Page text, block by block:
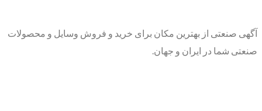
آگهی صنعتی از بهترین مکان برای خرید و فروش وسایل و محصولات
صنعتی شما در ایران و جهان.